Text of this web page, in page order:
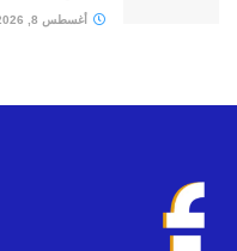
أغسطس 8, 2026